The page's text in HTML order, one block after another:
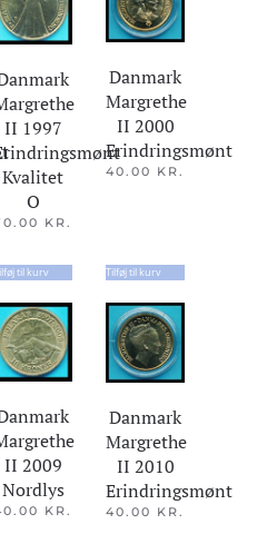
II 1997
Kvalitet
O
KR.
til kurv
Danmark
Margrethe
II 2000
Erindringsmønt
40.00 KR.
Tilføj til kurv
II 2009
Nordlys
KR.
Danmark
Margrethe
II 2010
Erindringsmønt
40.00 KR.